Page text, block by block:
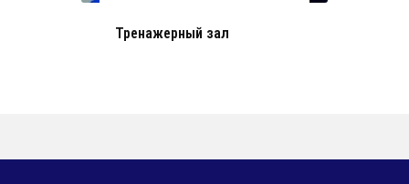
Тренажерный зал